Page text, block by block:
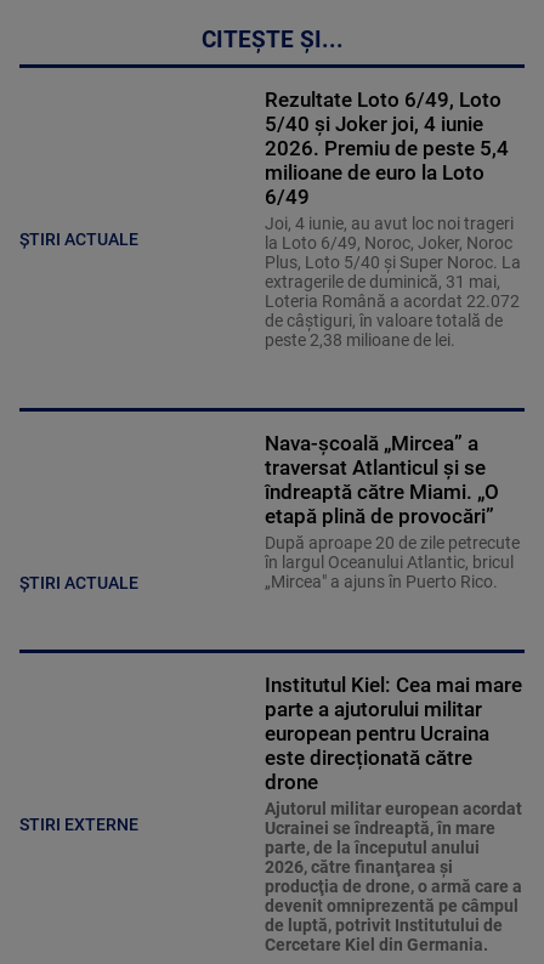
CITEȘTE ȘI...
ȘTIRI ACTUALE
Rezultate Loto 6/49, Loto
5/40 și Joker joi, 4 iunie
2026. Premiu de peste 5,4
milioane de euro la Loto
6/49
Joi, 4 iunie, au avut loc noi trageri
la Loto 6/49, Noroc, Joker, Noroc
Plus, Loto 5/40 și Super Noroc. La
extragerile de duminică, 31 mai,
Loteria Română a acordat 22.072
de câștiguri, în valoare totală de
peste 2,38 milioane de lei.
ȘTIRI ACTUALE
Nava-școală „Mircea” a
traversat Atlanticul și se
îndreaptă către Miami. „O
etapă plină de provocări”
După aproape 20 de zile petrecute
în largul Oceanului Atlantic, bricul
„Mircea" a ajuns în Puerto Rico.
STIRI EXTERNE
Institutul Kiel: Cea mai mare
parte a ajutorului militar
european pentru Ucraina
este direcționată către
drone
Ajutorul militar european acordat
Ucrainei se îndreaptă, în mare
parte, de la începutul anului
2026, către finanţarea şi
producţia de drone, o armă care a
devenit omniprezentă pe câmpul
de luptă, potrivit Institutului de
Cercetare Kiel din Germania.